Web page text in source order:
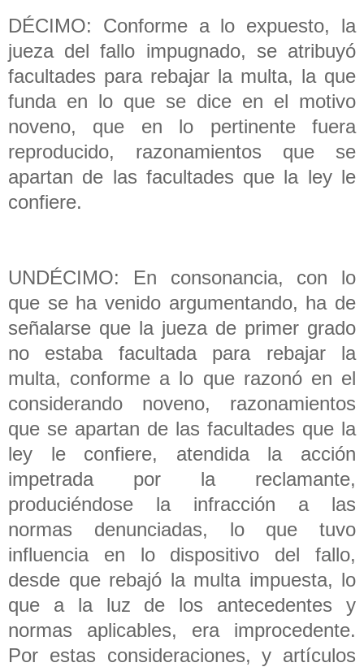
DÉCIMO: Conforme a lo expuesto, la
jueza del fallo impugnado, se atribuyó
facultades para rebajar la multa, la que
funda en lo que se dice en el motivo
noveno, que en lo pertinente fuera
reproducido, razonamientos que se
apartan de las facultades que la ley le
confiere.
UNDÉCIMO: En consonancia, con lo
que se ha venido argumentando, ha de
señalarse que la jueza de primer grado
no estaba facultada para rebajar la
multa, conforme a lo que razonó en el
considerando noveno, razonamientos
que se apartan de las facultades que la
ley le confiere, atendida la acción
impetrada por la reclamante,
produciéndose la infracción a las
normas denunciadas, lo que tuvo
influencia en lo dispositivo del fallo,
desde que rebajó la multa impuesta, lo
que a la luz de los antecedentes y
normas aplicables, era improcedente.
Por estas consideraciones, y artículos